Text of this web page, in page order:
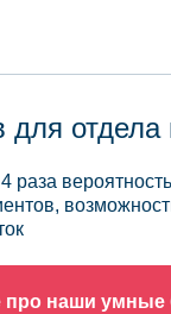
для
раза
про наши умные